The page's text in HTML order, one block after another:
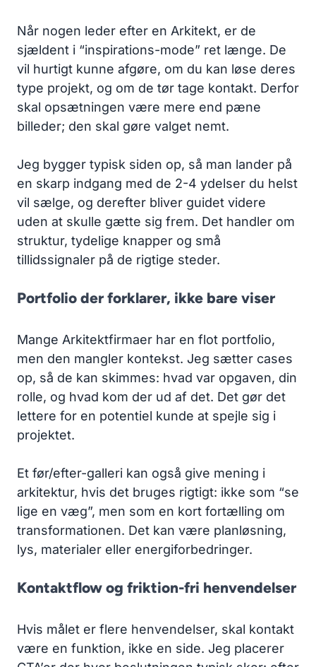
Når nogen leder efter en Arkitekt, er de
sjældent i “inspirations-mode” ret længe. De
vil hurtigt kunne afgøre, om du kan løse deres
type projekt, og om de tør tage kontakt. Derfor
skal opsætningen være mere end pæne
billeder; den skal gøre valget nemt.
Jeg bygger typisk siden op, så man lander på
en skarp indgang med de 2-4 ydelser du helst
vil sælge, og derefter bliver guidet videre
uden at skulle gætte sig frem. Det handler om
struktur, tydelige knapper og små
tillidssignaler på de rigtige steder.
Portfolio der forklarer, ikke bare viser
Mange Arkitektfirmaer har en flot portfolio,
men den mangler kontekst. Jeg sætter cases
op, så de kan skimmes: hvad var opgaven, din
rolle, og hvad kom der ud af det. Det gør det
lettere for en potentiel kunde at spejle sig i
projektet.
Et før/efter-galleri kan også give mening i
arkitektur, hvis det bruges rigtigt: ikke som “se
lige en væg”, men som en kort fortælling om
transformationen. Det kan være planløsning,
lys, materialer eller energiforbedringer.
Kontaktflow og friktion-fri henvendelser
Hvis målet er flere henvendelser, skal kontakt
være en funktion, ikke en side. Jeg placerer